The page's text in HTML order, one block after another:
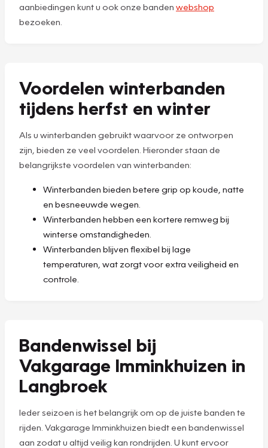
aanbiedingen kunt u ook onze banden webshop
bezoeken.
Voordelen winterbanden
tijdens herfst en winter
Als u winterbanden gebruikt waarvoor ze ontworpen
zijn, bieden ze veel voordelen. Hieronder staan de
belangrijkste voordelen van winterbanden:
Winterbanden bieden betere grip op koude, natte
en besneeuwde wegen.
Winterbanden hebben een kortere remweg bij
winterse omstandigheden.
Winterbanden blijven flexibel bij lage
temperaturen, wat zorgt voor extra veiligheid en
controle.
Bandenwissel bij
Vakgarage Imminkhuizen in
Langbroek
Ieder seizoen is het belangrijk om op de juiste banden te
rijden. Vakgarage Imminkhuizen biedt een bandenwissel
aan zodat u altijd veilig kan rondrijden. U kunt ervoor